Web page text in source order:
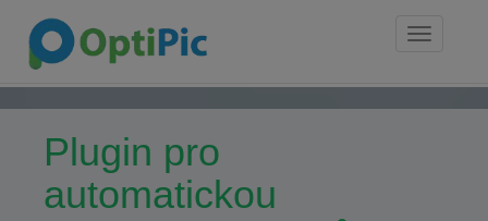
Toggle
Plugin pro
automatickou